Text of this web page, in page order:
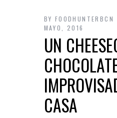
BY FOODHUNTERBCN
MAYO, 2016
UN
CASA